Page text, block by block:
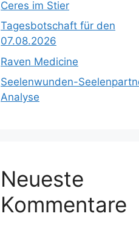
a
n
el
Ceres im Stier
Tagesbotschaft für den
07.08.2026
Raven Medicine
Seelenwunden-
Analyse
Neueste
Kommentare